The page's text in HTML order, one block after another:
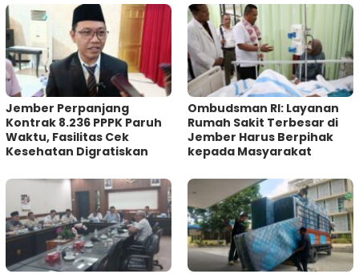
Jember Perpanjang
Kontrak 8.236 PPPK Paruh
Waktu, Fasilitas Cek
Kesehatan Digratiskan
Ombudsman RI: Layanan
Rumah Sakit Terbesar di
Jember Harus Berpihak
kepada Masyarakat